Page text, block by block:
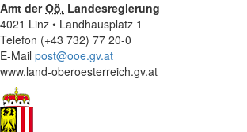
Amt derOö. Landesregierung
4021 Linz • Landhausplatz 1
Telefon (+43 732) 77 20-0
E-Mail post@ooe.gv.at
www.land-oberoesterreich.gv.at